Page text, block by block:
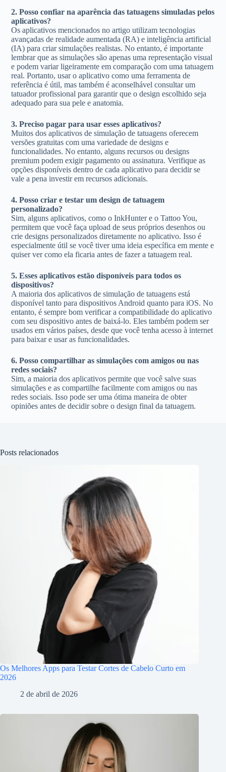
2. Posso confiar na aparência das tatuagens simuladas pelos
aplicativos?
Os aplicativos mencionados no artigo utilizam tecnologias
avançadas de realidade aumentada (RA) e inteligência artificial
(IA) para criar simulações realistas. No entanto, é importante
lembrar que as simulações são apenas uma representação visual
e podem variar ligeiramente em comparação com uma tatuagem
real. Portanto, usar o aplicativo como uma ferramenta de
referência é útil, mas também é aconselhável consultar um
tatuador profissional para garantir que o design escolhido seja
adequado para sua pele e anatomia.
3. Preciso pagar para usar esses aplicativos?
Muitos dos aplicativos de simulação de tatuagens oferecem
versões gratuitas com uma variedade de designs e
funcionalidades. No entanto, alguns recursos ou designs
premium podem exigir pagamento ou assinatura. Verifique as
opções disponíveis dentro de cada aplicativo para decidir se
vale a pena investir em recursos adicionais.
4. Posso criar e testar um design de tatuagem
personalizado?
Sim, alguns aplicativos, como o InkHunter e o Tattoo You,
permitem que você faça upload de seus próprios desenhos ou
crie designs personalizados diretamente no aplicativo. Isso é
especialmente útil se você tiver uma ideia específica em mente e
quiser ver como ela ficaria antes de fazer a tatuagem real.
5. Esses aplicativos estão disponíveis para todos os
dispositivos?
A maioria dos aplicativos de simulação de tatuagens está
disponível tanto para dispositivos Android quanto para iOS. No
entanto, é sempre bom verificar a compatibilidade do aplicativo
com seu dispositivo antes de baixá-lo. Eles também podem ser
usados em vários países, desde que você tenha acesso à internet
para baixar e usar as funcionalidades.
6. Posso compartilhar as simulações com amigos ou nas
redes sociais?
Sim, a maioria dos aplicativos permite que você salve suas
simulações e as compartilhe facilmente com amigos ou nas
redes sociais. Isso pode ser uma ótima maneira de obter
opiniões antes de decidir sobre o design final da tatuagem.
Posts relacionados
Os Melhores Apps para Testar Cortes de Cabelo Curto em
2026
2 de abril de 2026